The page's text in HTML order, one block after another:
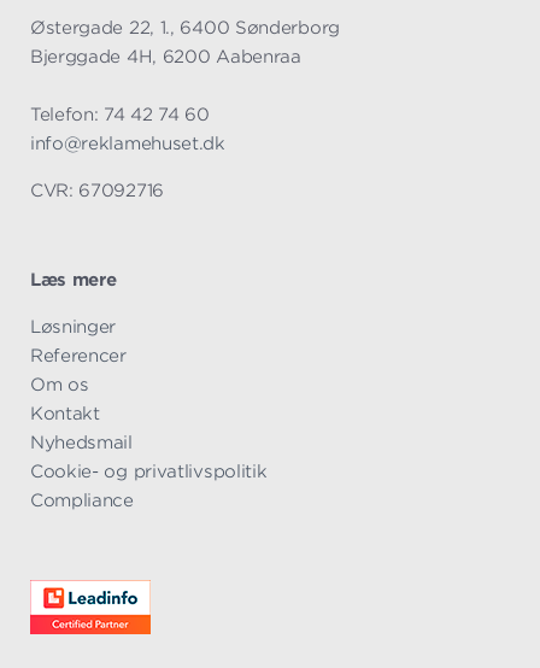
Østergade 22, 1., 6400 Sønderborg
Bjerggade 4H, 6200 Aabenraa
Telefon: 74 42 74 60
info@reklamehuset.dk
CVR: 67092716
Læs mere
Overspring
navigationen
Løsninger
Referencer
Om os
Kontakt
Nyhedsmail
Cookie- og privatlivspolitik
Compliance